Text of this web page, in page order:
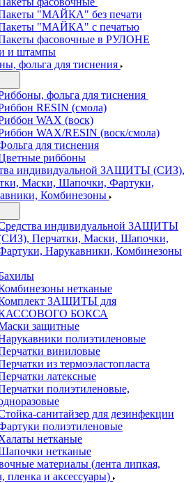
"МАЙКА" без печати
"МАЙКА" с печатью
фасовочные в РУЛОНЕ
и штампы
фольга для тиснения
фольга для тиснения
RESIN (смола)
WAX (воск)
WAX/RESIN (воск/смола)
для тиснения
риббоны
индивидуальной ЗАЩИТЫ (СИЗ),
Маски, Шапочки, Фартуки,
Комбинезоны
индивидуальной ЗАЩИТЫ
Перчатки, Маски, Шапочки,
Нарукавники, Комбинезоны
нетканые
ЗАЩИТЫ для
БОКСА
защитные
полиэтиленовые
виниловые
из термоэластопласта
латексные
полиэтиленовые,
санитайзер для дезинфекции
полиэтиленовые
нетканые
нетканые
материалы (лента липкая,
пленка и аксессуары)